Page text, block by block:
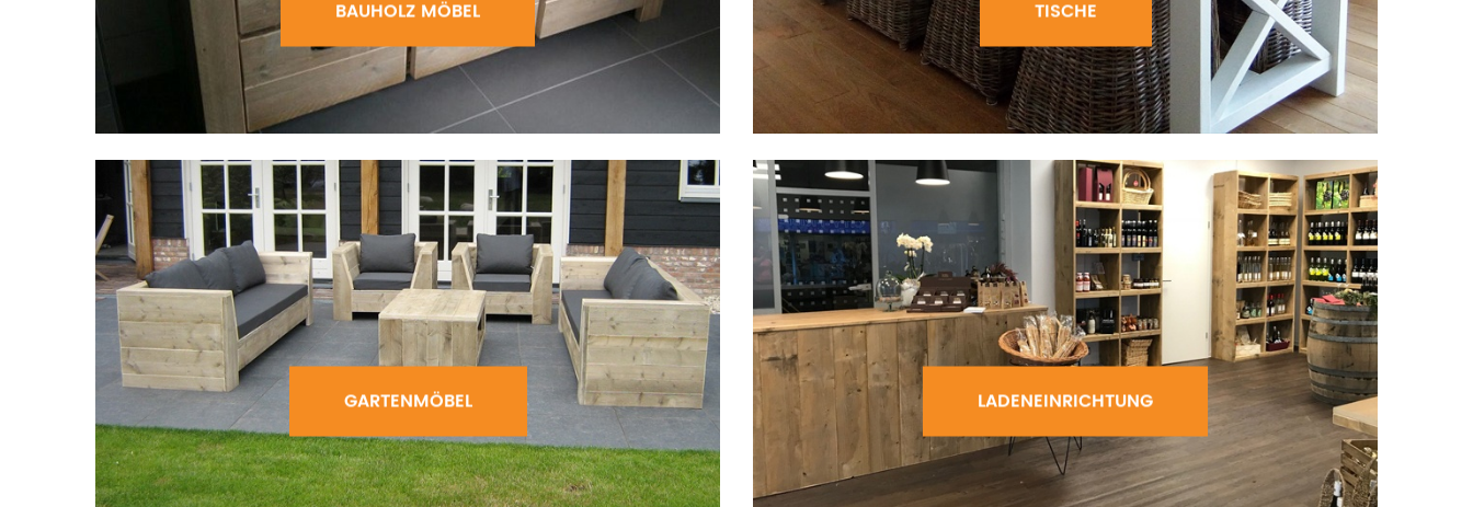
BAUHOLZ MÖBEL TISCHE
GARTENMÖBEL LADENEINRICHTUNG